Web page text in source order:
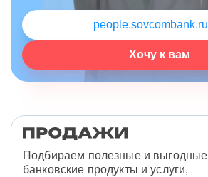
people.sovcombank.ru
Хочу к вам
Подбираем полезные и выгодные
банковские продукты и услуги,